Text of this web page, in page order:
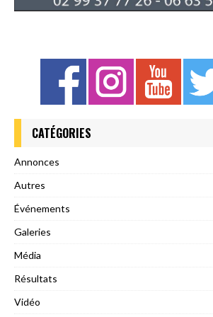
CATÉGORIES
Annonces
Autres
Événements
Galeries
Média
Résultats
Vidéo